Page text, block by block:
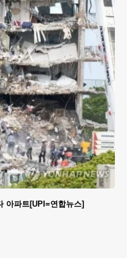
아파트[UPI=연합뉴스]